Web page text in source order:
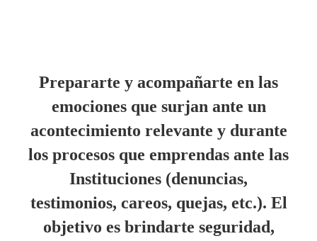
Prepararte y acompañarte en las
emociones que surjan ante un
acontecimiento relevante y durante
los procesos que emprendas ante las
Instituciones (denuncias,
testimonios, careos, quejas, etc.). El
objetivo es brindarte seguridad,